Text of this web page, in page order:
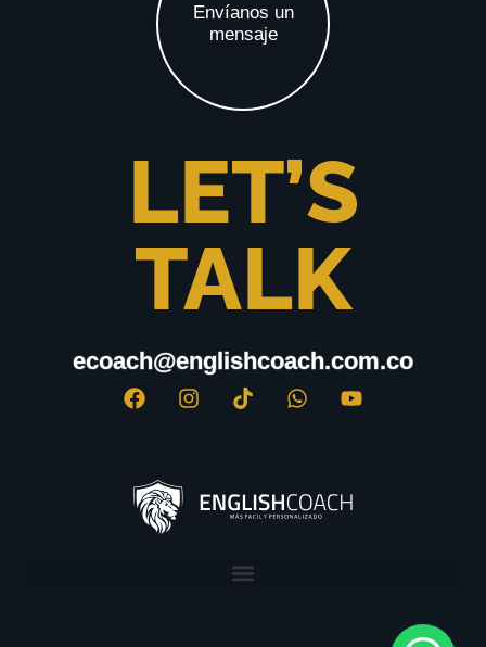
LET’S
TALK
ecoach@englishcoach.com.co
ecoach@englishcoach.com.co
Envíanos un
mensaje